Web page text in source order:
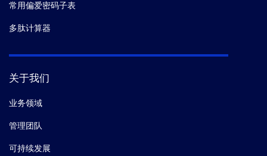
常用偏爱密码子表
多肽计算器
关于我们
业务领域
管理团队
可持续发展